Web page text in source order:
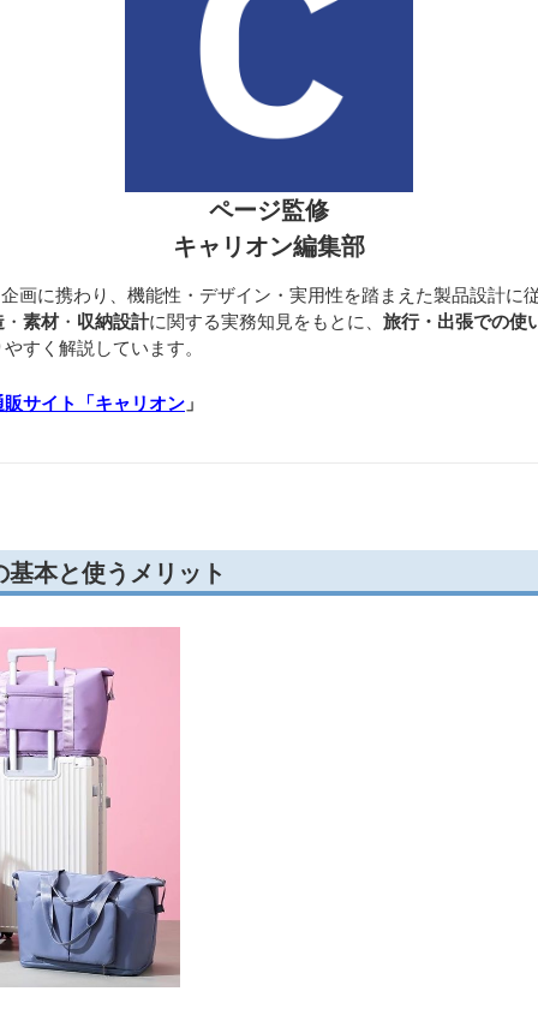
ページ監修
キャリオン編集部
画に携わり、機能性・デザイン・実用性を踏まえた製品設計に
・ 素材・ 収納設計に関する実務知見をもとに、 旅行・出張での使
すく解説しています。
サイト「キャリオン 」
本と使うメリット